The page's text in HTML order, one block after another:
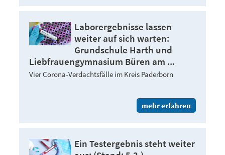
Laborergebnisse lassen
weiter auf sich warten:
Grundschule Harth und
Liebfrauengymnasium Büren am ...
Vier Corona-Verdachtsfälle im Kreis Paderborn
mehr erfahren
Ein Testergebnis steht weiter